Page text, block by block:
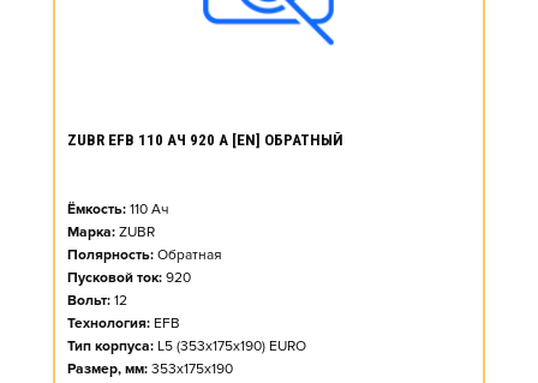
ZUBR EFB 110 АЧ 920 А [EN] ОБРАТНЫЙ
Ёмкость: 110 Ач
Марка: ZUBR
Полярность: Обратная
Пусковой ток: 920
Вольт: 12
Технология: EFB
Тип корпуса: L5 (353x175x190) EURO
Размер, мм: 353x175x190